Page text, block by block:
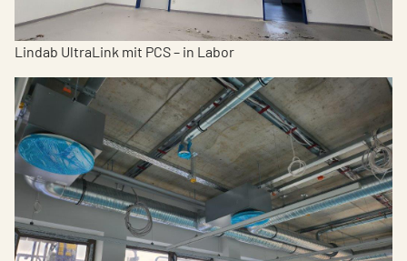
Lindab UltraLink mit PCS – in Labor